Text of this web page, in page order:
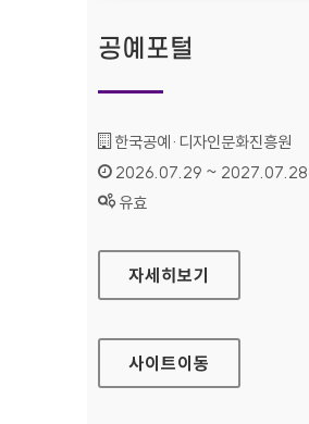
공예포털
기관명 :
한국공예·디자인문화진흥원
인증기간 :
2026.07.29 ~ 2027.07.28
상태 :
유효
공예포털
자세히보기
사이트이동